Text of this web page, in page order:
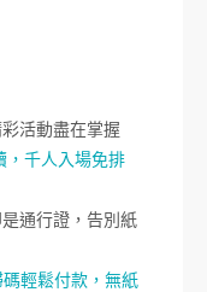
彩活動盡在掌握
，千人入場免排
是通行證，告別紙
輕鬆付款，無紙